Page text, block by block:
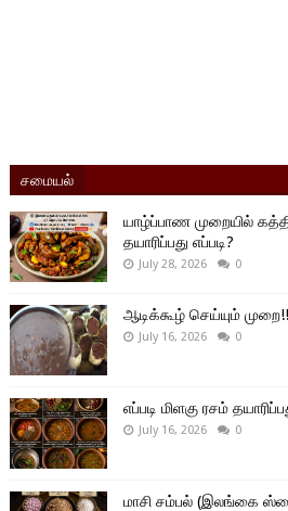
சமையல்
யாழ்ப்பாண முறையில்
தயாரிப்பது எப்படி?
July 28, 2026 0
ஆடிக்கூழ் செய்யும் முறை!!
July 16, 2026 0
எப்படி மிளகு ரசம்
July 16, 2026 0
மாசி சம்பல் (இலங்கை